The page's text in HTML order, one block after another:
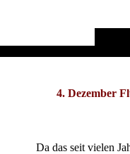
4. Dezember
Da das seit vielen